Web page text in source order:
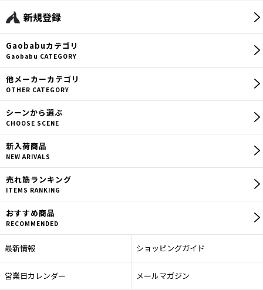
新規登録
Gaobabuカテゴリ
Gaobabu CATEGORY
他メーカーカテゴリ
OTHER CATEGORY
シーンから選ぶ
CHOOSE SCENE
新入荷商品
NEW ARIVALS
売れ筋ランキング
ITEMS RANKING
おすすめ商品
RECOMMENDED
最新情報 ショッピングガイド
営業日カレンダー メールマガジン